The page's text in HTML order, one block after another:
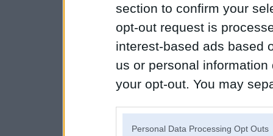
section to confirm your
opt-out request is
interest-based ads based
us or personal
your opt-out. You may
Personal Data Processing Opt Outs